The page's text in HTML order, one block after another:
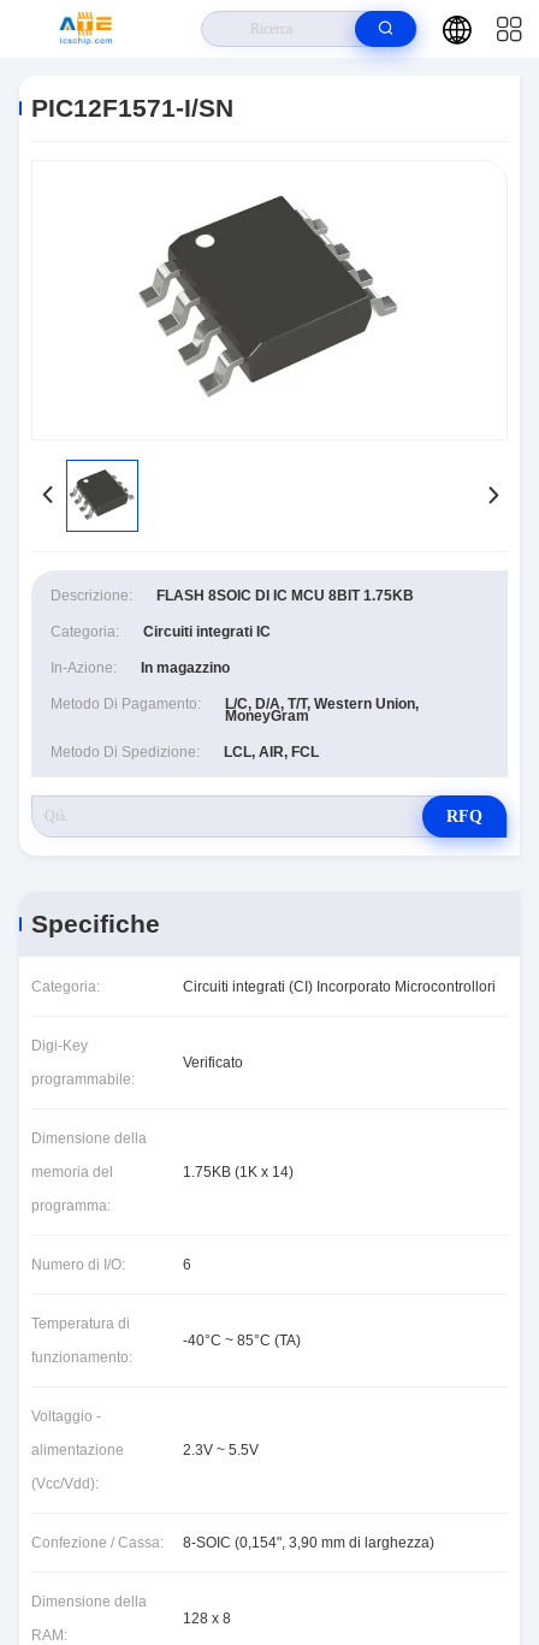
PIC12F1571-I/SN
Descrizione: FLASH 8SOIC DI IC MCU 8BIT 1.75KB
Categoria: Circuiti integrati IC
In-Azione: In magazzino
Metodo Di Pagamento: L/C, D/A, T/T, Western Union,
MoneyGram
Metodo Di Spedizione: LCL, AIR, FCL
RFQ
Specifiche
Categoria: Circuiti integrati (CI) Incorporato Microcontrollori
Digi-Key
programmabile:
Verificato
Dimensione della
memoria del
programma:
1.75KB (1K x 14)
Numero di I/O: 6
Temperatura di
funzionamento:
-40°C ~ 85°C (TA)
Voltaggio -
alimentazione
(Vcc/Vdd):
2.3V ~ 5.5V
Confezione / Cassa: 8-SOIC (0,154", 3,90 mm di larghezza)
Dimensione della
RAM:
128 x 8